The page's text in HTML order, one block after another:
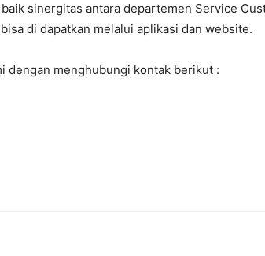
sinergitas antara departemen Service
di dapatkan melalui aplikasi dan website.
dengan menghubungi kontak berikut :